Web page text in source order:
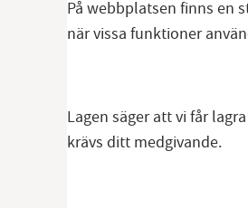
På webbplatsen finns en
när vissa funktioner
Lagen säger att vi får
krävs ditt medgivande.